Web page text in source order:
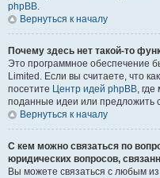
phpBB.
Вернуться к началу
Почему здесь нет такой-то
Это программное обеспечение
Limited. Если вы считаете, что
посетите Центр идей phpBB,
поданные идеи или предложить
Вернуться к началу
С кем можно связаться по
юридических вопросов,
Вы можете связаться с любым